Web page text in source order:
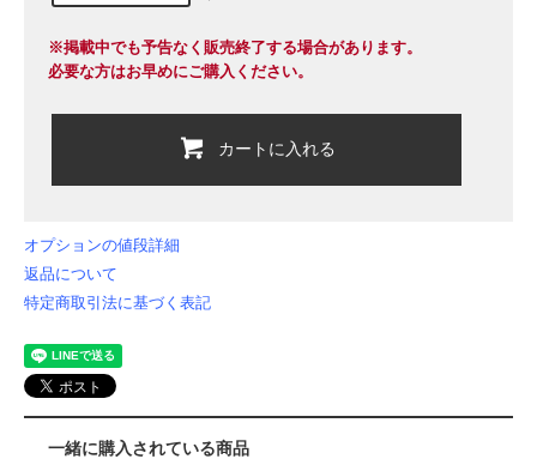
※掲載中でも予告なく販売終了する場合があります。
必要な方はお早めにご購入ください。
カートに入れる
オプションの値段詳細
返品について
特定商取引法に基づく表記
一緒に購入されている商品